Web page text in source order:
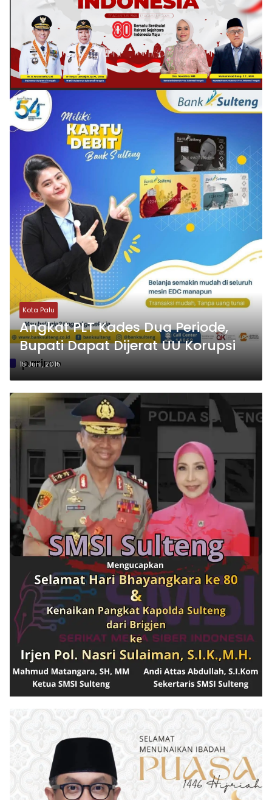
parimo
Kota Palu
Angkat PLT Kades Dua Periode,
Bupati Dapat Dijerat UU Korupsi
15 Juni, 2015